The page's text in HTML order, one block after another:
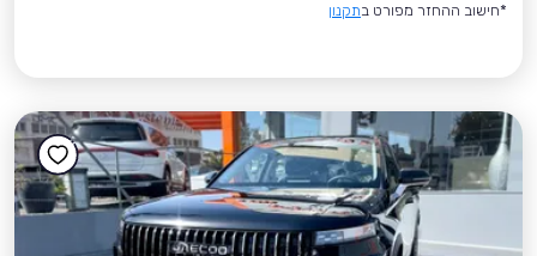
*חישוב ההחזר מפורט בתקנון